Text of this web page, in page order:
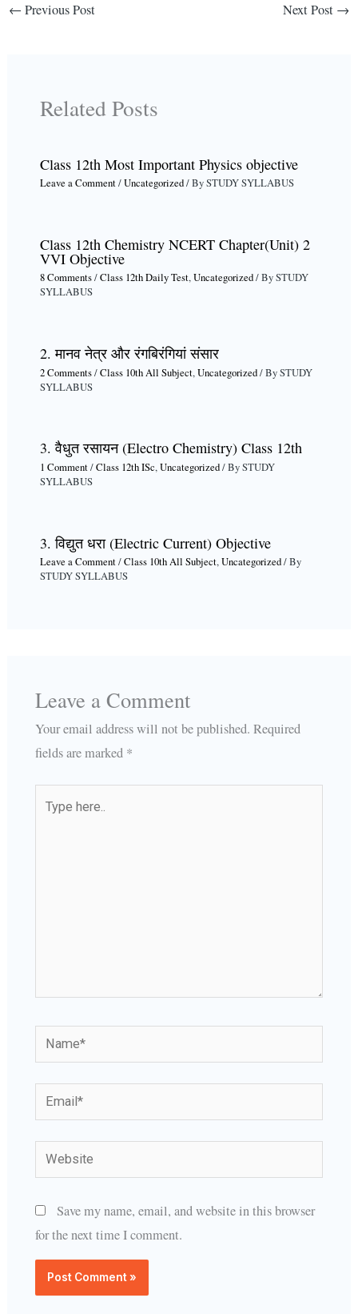
← Previous Post Next Post →
Related Posts
Class 12th Most Important Physics objective
Leave a Comment/Uncategorized/ BySTUDY SYLLABUS
Class 12th Chemistry NCERT Chapter(Unit) 2
VVI Objective
8 Comments/Class 12th Daily Test,Uncategorized/ BySTUDY
SYLLABUS
2. मानव नेत्र और रंगबिरंगियां संसार
2 Comments/Class 10th All Subject,Uncategorized/ BySTUDY
SYLLABUS
3. वैधुत रसायन (Electro Chemistry) Class 12th
1 Comment/Class 12th ISc,Uncategorized/ BySTUDY
SYLLABUS
3. विद्युत धरा (Electric Current) Objective
Leave a Comment/Class 10th All Subject,Uncategorized/ By
STUDY SYLLABUS
Leave a Comment
Your email address will not be published. Required
fields are marked *
Name*
Email*
Website
Save my name, email, and website in this browser
for the next time I comment.